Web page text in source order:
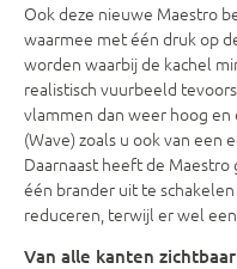
Ook deze nieuwe Maestro
waarmee met één druk op
worden waarbij de kachel
realistisch vuurbeeld
vlammen dan weer hoog
(Wave) zoals u ook van
Daarnaast heeft de
één brander uit te
reduceren, terwijl er wel
Van alle kanten zichtbaar